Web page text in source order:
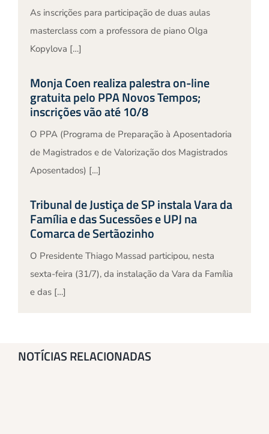
As inscrições para participação de duas aulas
masterclass com a professora de piano Olga
Kopylova […]
Monja Coen realiza palestra on-line
gratuita pelo PPA Novos Tempos;
inscrições vão até 10/8
O PPA (Programa de Preparação à Aposentadoria
de Magistrados e de Valorização dos Magistrados
Aposentados) […]
Tribunal de Justiça de SP instala Vara da
Família e das Sucessões e UPJ na
Comarca de Sertãozinho
O Presidente Thiago Massad participou, nesta
sexta-feira (31/7), da instalação da Vara da Família
e das […]
NOTÍCIAS RELACIONADAS